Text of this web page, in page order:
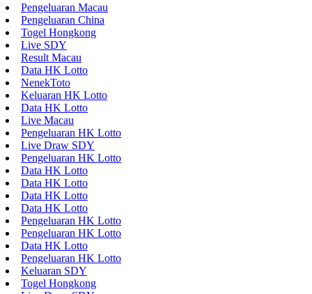
Pengeluaran Macau
Pengeluaran China
Togel Hongkong
Live SDY
Result Macau
Data HK Lotto
NenekToto
Keluaran HK Lotto
Data HK Lotto
Live Macau
Pengeluaran HK Lotto
Live Draw SDY
Pengeluaran HK Lotto
Data HK Lotto
Data HK Lotto
Data HK Lotto
Data HK Lotto
Pengeluaran HK Lotto
Pengeluaran HK Lotto
Data HK Lotto
Pengeluaran HK Lotto
Keluaran SDY
Togel Hongkong